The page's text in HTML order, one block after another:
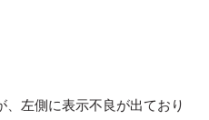
左側に表示不良が出ており